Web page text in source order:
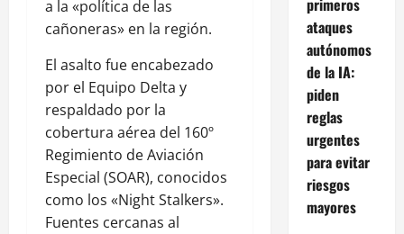
a la «política de las
cañoneras» en la región.
El asalto fue encabezado
por el Equipo Delta y
respaldado por la
cobertura aérea del 160º
Regimiento de Aviación
Especial (SOAR), conocidos
como los «Night Stalkers».
Fuentes cercanas al
primeros
ataques
autónomos
de la IA:
piden
reglas
urgentes
para evitar
riesgos
mayores